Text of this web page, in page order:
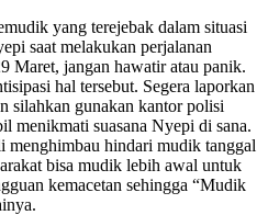
yang terejebak dalam situasi
saat melakukan perjalanan
Maret, jangan hawatir atau panik.
hal tersebut. Segera laporkan
silahkan gunakan kantor polisi
menikmati suasana Nyepi di sana.
menghimbau hindari mudik tanggal
bisa mudik lebih awal untuk
kemacetan sehingga “Mudik